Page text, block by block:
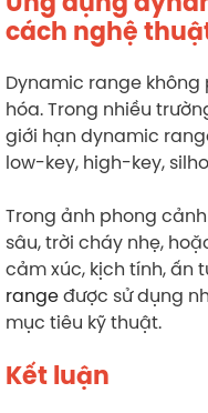
cách nghệ
Dynamic range
hóa. Trong nhiều
giới hạn dynamic
low-key, high-key,
Trong ảnh phong
sâu, trời cháy nhẹ,
cảm xúc, kịch tính, ấn
rangeđược sử dụng
mục tiêu kỹ thuật.
Kết luận